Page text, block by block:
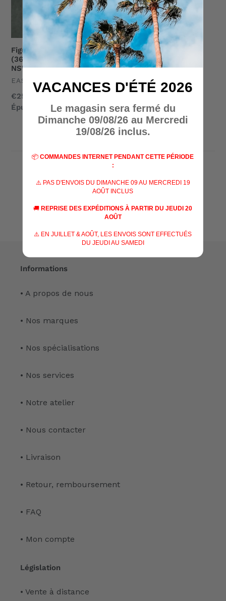
Easy&Simple
NSWDG
Infiltration
Team
Figurine de Collection 1/6
(36cm) Easy&Simple
NSWDG Infiltration Team
UNDEFINED
EASY&SIMPLE
Prix
normal
€259,00
Épuisé
/ Sur commande
Informations
• A propos de nous
• Nos marques
• Nos spécialisations
• Nos services
• Notre atelier
• Nous contacter
• Livraison
• Retour, remboursement
• FAQ
• Mon compte
Législation
• Vente à distance
VACANCES D'ÉTÉ 2026
Le magasin sera fermé du
Dimanche 09/08/26 au Mercredi
19/08/26 inclus.
📦COMMANDES INTERNET PENDANT CETTE PÉRIODE
:
⚠️ PAS D'ENVOIS DU DIMANCHE 09 AU MERCREDI 19
AOÛT INCLUS
🚚REPRISE DES EXPÉDITIONS À PARTIR DU JEUDI 20
AOÛT
⚠️ EN JUILLET & AOÛT, LES ENVOIS SONT EFFECTUÉS
DU JEUDI AU SAMEDI